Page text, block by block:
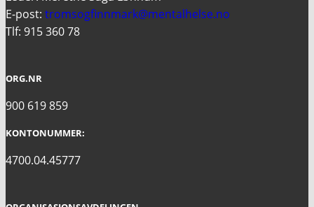
E-post: tromsogfinnmark@mentalhelse.no
Tlf: 915 360 78
ORG.NR
900 619 859
KONTONUMMER:
4700.04.45777